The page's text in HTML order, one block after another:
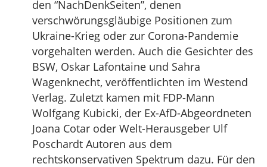
den “NachDenkSeiten”, denen
verschwörungsgläubige Positionen zum
Ukraine-Krieg oder zur Corona-Pandemie
vorgehalten werden. Auch die Gesichter des
BSW, Oskar Lafontaine und Sahra
Wagenknecht, veröffentlichten im Westend
Verlag. Zuletzt kamen mit FDP-Mann
Wolfgang Kubicki, der Ex-AfD-Abgeordneten
Joana Cotar oder Welt-Herausgeber Ulf
Poschardt Autoren aus dem
rechtskonservativen Spektrum dazu. Für den